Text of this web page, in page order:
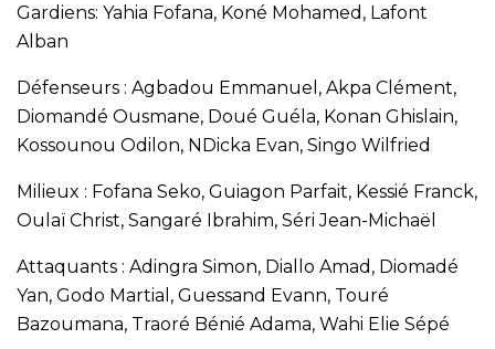
Gardiens: Yahia Fofana, Koné Mohamed, Lafont
Alban
Défenseurs : Agbadou Emmanuel, Akpa Clément,
Diomandé Ousmane, Doué Guéla, Konan Ghislain,
Kossounou Odilon, NDicka Evan, Singo Wilfried
Milieux : Fofana Seko, Guiagon Parfait, Kessié Franck,
Oulaï Christ, Sangaré Ibrahim, Séri Jean-Michaël
Attaquants : Adingra Simon, Diallo Amad, Diomadé
Yan, Godo Martial, Guessand Evann, Touré
Bazoumana, Traoré Bénié Adama, Wahi Elie Sépé